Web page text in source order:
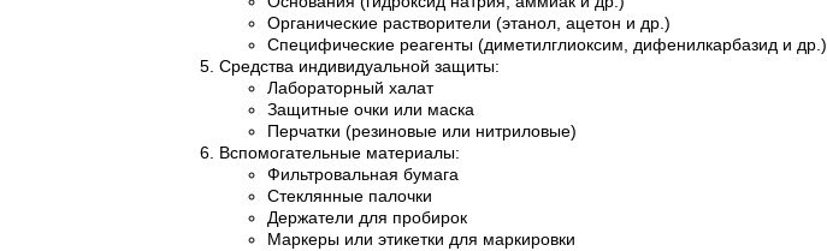
Органические растворители (этанол, ацетон и др.)
Специфические реагенты (диметилглиоксим, дифенилкарбазид и др.)
Средства индивидуальной защиты:
Лабораторный халат
Защитные очки или маска
Перчатки (резиновые или нитриловые)
Вспомогательные материалы:
Фильтровальная бумага
Стеклянные палочки
Держатели для пробирок
Маркеры или этикетки для маркировки